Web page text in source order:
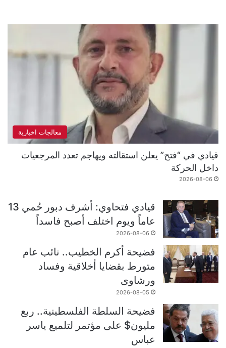
معالجات اخبارية
قيادي في “فتح” يعلن استقالته ويهاجم تعدد المرجعيات
داخل الحركة
2026-08-06
قيادي فتحاوي: أشرف دبور حُمي 13
عاماً ويوم اختلف أصبح فاسداً
2026-08-06
فضيحة أكرم الخطيب.. نائب عام
متورط بقضايا أخلاقية وفساد
ورشاوى
2026-08-05
فضيحة السلطة الفلسطينية.. ربع
مليون$ على مؤتمر لتلميع ياسر
عباس